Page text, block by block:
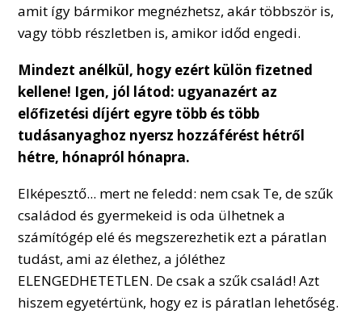
amit így bármikor megnézhetsz, akár többször is,
vagy több részletben is, amikor időd engedi.
Mindezt anélkül, hogy ezért külön fizetned
kellene! Igen, jól látod: ugyanazért az
előfizetési díjért egyre több és több
tudásanyaghoz nyersz hozzáférést hétről
hétre, hónapról hónapra.
Elképesztő... mert ne feledd: nem csak Te, de szűk
családod és gyermekeid is oda ülhetnek a
számítógép elé és megszerezhetik ezt a páratlan
tudást, ami az élethez, a jóléthez
ELENGEDHETETLEN. De csak a szűk család! Azt
hiszem egyetértünk, hogy ez is páratlan lehetőség.